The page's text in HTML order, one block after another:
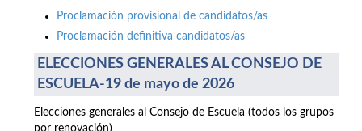
Proclamación provisional de candidatos/as
Proclamación definitiva candidatos/as
ELECCIONES GENERALES AL CONSEJO DE
ESCUELA-19 de mayo de 2026
Elecciones generales al Consejo de Escuela (todos los grupos
por renovación)